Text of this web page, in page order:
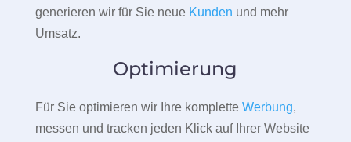
generieren wir für Sie neue Kunden und mehr
Umsatz.
Optimierung
Für Sie optimieren wir Ihre komplette Werbung,
messen und tracken jeden Klick auf Ihrer Website